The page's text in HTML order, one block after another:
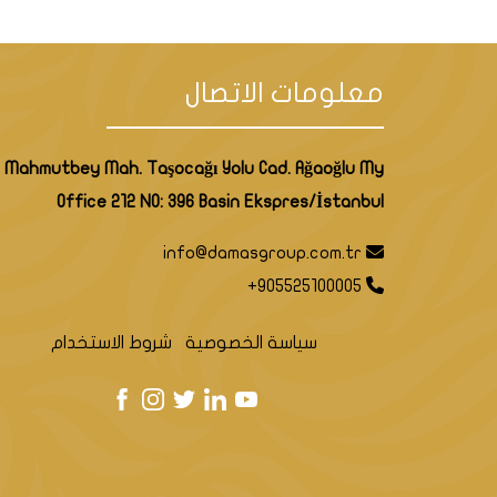
معلومات الاتصال
Mahmutbey Mah. Taşocağı Yolu Cad. Ağaoğlu My
Office 212 NO: 396 Basin Ekspres/İstanbul
info@damasgroup.com.tr
+905525100005
سياسة الخصوصية شروط الاستخدام